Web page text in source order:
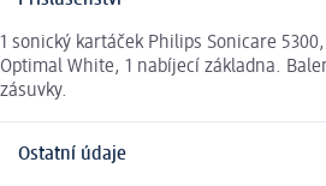
1 sonický kartáček Philips Sonicare
Optimal White, 1 nabíjecí základna.
zásuvky.
Ostatní údaje